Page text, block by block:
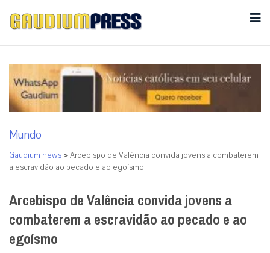
Mundo
Gaudium news >Arcebispo de Valência convida jovens a combaterem
a escravidão ao pecado e ao egoísmo
Arcebispo de Valência convida jovens a
combaterem a escravidão ao pecado e ao
egoísmo